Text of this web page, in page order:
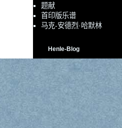
题献
首印版乐谱
马克-安德烈·哈默林
Henle-Blog